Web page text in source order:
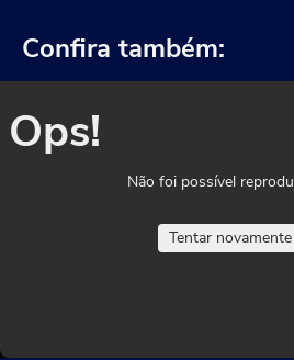
Confira também:
Ops!
Não foi possível
Tentar novamente